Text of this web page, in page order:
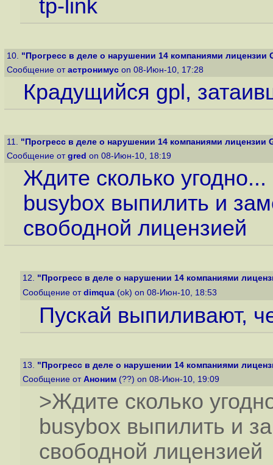
tp-link
10. "Прогресс в деле о нарушении 14 компаниями лицензии
Сообщение от астронимус on 08-Июн-10, 17:28
Крадущийся gpl,
11. "Прогресс в деле о нарушении 14 компаниями лицензии
Сообщение от gred on 08-Июн-10, 18:19
Ждите сколько
busybox выпилить и
свободной лицензией
12. "Прогресс в деле о нарушении 14 компаниями
Сообщение от dimqua (ok) on 08-Июн-10, 18:53
Пускай выпиливают,
13. "Прогресс в деле о нарушении 14 компаниями
Сообщение от Аноним (??) on 08-Июн-10, 19:09
>Ждите сколько
busybox выпилить и
свободной лицензией